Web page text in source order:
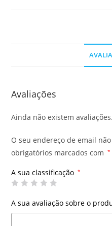
Avaliações
Ainda não existem avaliações.
O seu endereço de email
obrigatórios marcados com
*
A sua classificação *
A sua avaliação sobre o